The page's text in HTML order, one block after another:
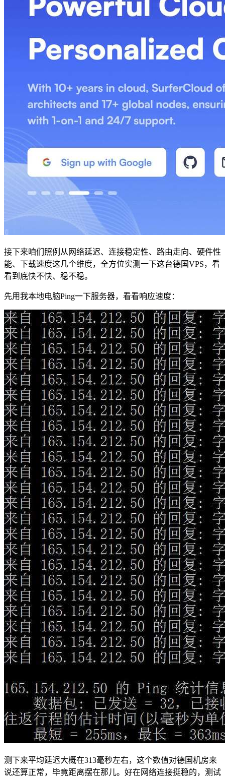
接下来咱们照例从网络延迟、连接稳定性、路由走向、硬件性
能、下载速度这几个维度，全方位实测一下这台德国VPS，看
看到底快不快、稳不稳。
先用我本地电脑Ping一下服务器，看看响应速度：
测下来平均延迟大概在313毫秒左右，这个数值对德国机房来
说还算正常，毕竟距离摆在那儿。好在网络连接挺稳的，测试